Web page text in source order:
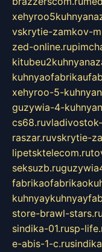
vskrytie-zamkov-
zed-online.ru
xehyroo-5-
guzywia-4-
cs68.ru
raszar.ruvskrytie-
lipetsktelecom.ru
seksuzb.ru
store-brawl-stars.ru
sindika-01.rusp-
e-abis-1-c.ru